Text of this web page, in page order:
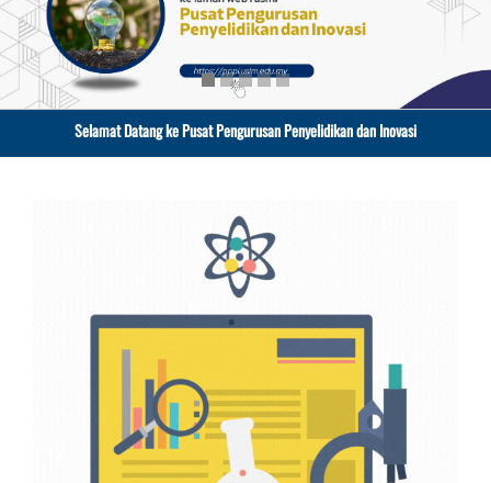
Selamat Datang ke Pusat Pengurusan Penyelidikan dan Inovasi